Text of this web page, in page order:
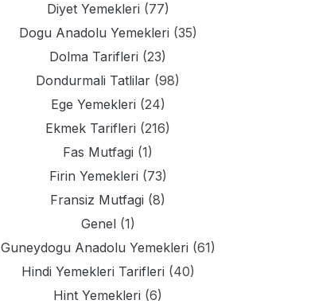
Diyet Yemekleri (77)
Dogu Anadolu Yemekleri (35)
Dolma Tarifleri (23)
Dondurmali Tatlilar (98)
Ege Yemekleri (24)
Ekmek Tarifleri (216)
Fas Mutfagi (1)
Firin Yemekleri (73)
Fransiz Mutfagi (8)
Genel(1)
Guneydogu Anadolu Yemekleri (61)
Hindi Yemekleri Tarifleri (40)
Hint Yemekleri (6)